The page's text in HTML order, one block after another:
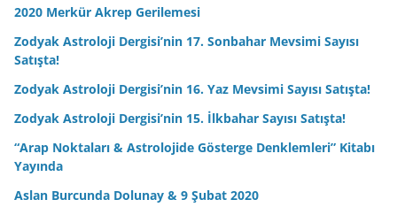
2020 Merkür Akrep Gerilemesi
Zodyak Astroloji Dergisi’nin 17. Sonbahar Mevsimi Sayısı
Satışta!
Zodyak Astroloji Dergisi’nin 16. Yaz Mevsimi Sayısı Satışta!
Zodyak Astroloji Dergisi’nin 15. İlkbahar Sayısı Satışta!
“Arap Noktaları & Astrolojide Gösterge Denklemleri” Kitabı
Yayında
Aslan Burcunda Dolunay & 9 Şubat 2020